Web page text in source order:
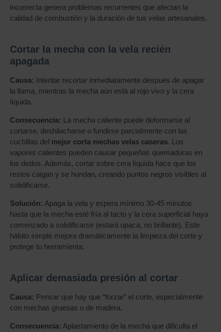
incorrecta genera problemas recurrentes que afectan la
calidad de combustión y la duración de tus velas artesanales.
Cortar la mecha con la vela recién
apagada
Causa: Intentar recortar inmediatamente después de apagar
la llama, mientras la mecha aún está al rojo vivo y la cera
líquida.
Consecuencia: La mecha caliente puede deformarse al
cortarse, deshilacharse o fundirse parcialmente con las
cuchillas del mejor corta mechas velas caseras. Los
vapores calientes pueden causar pequeñas quemaduras en
los dedos. Además, cortar sobre cera líquida hace que los
restos caigan y se hundan, creando puntos negros visibles al
solidificarse.
Solución: Apaga la vela y espera mínimo 30-45 minutos
hasta que la mecha esté fría al tacto y la cera superficial haya
comenzado a solidificarse (estará opaca, no brillante). Este
hábito simple mejora dramáticamente la limpieza del corte y
protege tu herramienta.
Aplicar demasiada presión al cortar
Causa: Pensar que hay que “forzar” el corte, especialmente
con mechas gruesas o de madera.
Consecuencia: Aplastamiento de la mecha que dificulta el